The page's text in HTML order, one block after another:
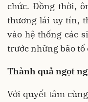
chức. Đồng thời,
thương lái uy tín,
vào hệ thống các
trước những bão
Thành quả ngọt
Với quyết tâm